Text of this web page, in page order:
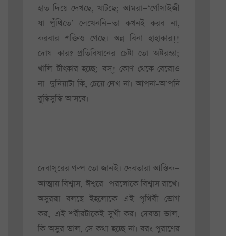
হাত দিয়ে দেখছে, খাটছে; আমরা—‘গোঁসাইজী
যা পুঁথিতে’ লেখেননি—তা কখনই করব না,
করবার শক্তিও গেছে। অন্ন বিনা হাহাকার!!
দোষ কার? প্রতিবিধানের চেষ্টা তো অষ্টরম্ভা;
খালি চীৎকার হচ্ছে; বস্! কোণ থেকে বেরোও
না—দুনিয়াটা কি, চেয়ে দেখ না। আপনা-আপনি
বুদ্ধিসুদ্ধি আসবে।
দেবাসুরের গল্প তো জানই। দেবতারা আস্তিক—
আত্মায় বিশ্বাস, ঈশ্বরে—পরলোকে বিশ্বাস রাখে।
অসুররা বলছে—ইহলোকে এই পৃথিবী ভোগ
কর, এই শরীরটাকেই সুখী কর। দেবতা ভাল,
কি অসুর ভাল, সে কথা হচ্ছে না। বরং পুরাণের